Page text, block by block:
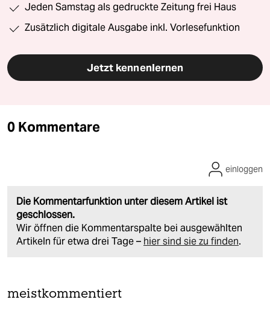
Jeden Samstag als gedruckte Zeitung frei Haus
Zusätzlich digitale Ausgabe inkl. Vorlesefunktion
Jetzt kennenlernen
0 Kommentare
Die Kommentarfunktion unter diesem Artikel ist
geschlossen.
Wir öffnen die Kommentarspalte bei ausgewählten
Artikeln für etwa drei Tage – hier sind sie zu finden.
einloggen
meistkommentiert